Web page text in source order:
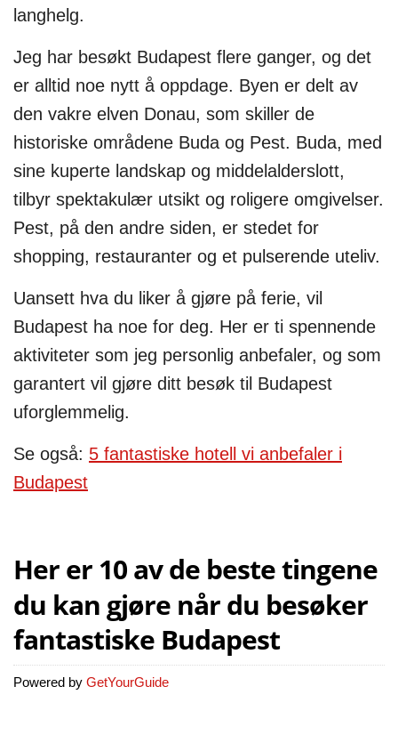
langhelg.
Jeg har besøkt Budapest flere ganger, og det
er alltid noe nytt å oppdage. Byen er delt av
den vakre elven Donau, som skiller de
historiske områdene Buda og Pest. Buda, med
sine kuperte landskap og middelalderslott,
tilbyr spektakulær utsikt og roligere omgivelser.
Pest, på den andre siden, er stedet for
shopping, restauranter og et pulserende uteliv.
Uansett hva du liker å gjøre på ferie, vil
Budapest ha noe for deg. Her er ti spennende
aktiviteter som jeg personlig anbefaler, og som
garantert vil gjøre ditt besøk til Budapest
uforglemmelig.
Se også: 5 fantastiske hotell vi anbefaler i
Budapest
Her er 10 av de beste tingene
du kan gjøre når du besøker
fantastiske Budapest
Powered by GetYourGuide